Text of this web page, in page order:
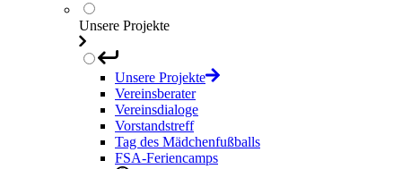
Unsere Projekte
Unsere Projekte
Vereinsberater
Vereinsdialoge
Vorstandstreff
Tag des Mädchenfußballs
FSA-Feriencamps